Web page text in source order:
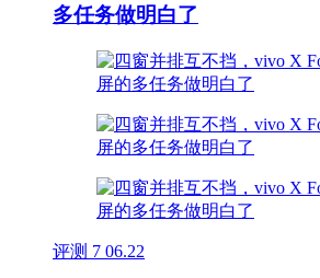
多任务做明白了
评测 7 06.22